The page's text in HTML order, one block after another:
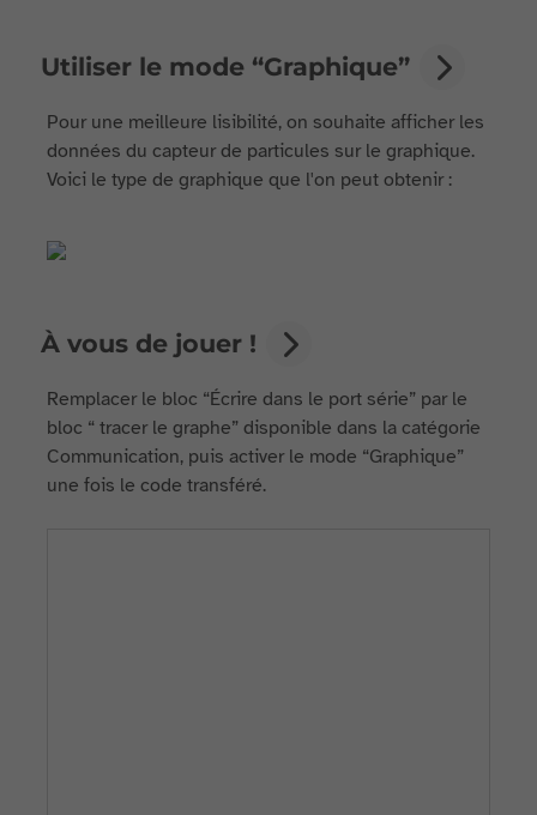
Utiliser le mode “Graphique”
Pour une meilleure lisibilité, on souhaite afficher les
données du capteur de particules sur le graphique.
Voici le type de graphique que l'on peut obtenir :
À vous de jouer !
Remplacer le bloc “Écrire dans le port série” par le
bloc “ tracer le graphe” disponible dans la catégorie
Communication, puis activer le mode “Graphique”
une fois le code transféré.